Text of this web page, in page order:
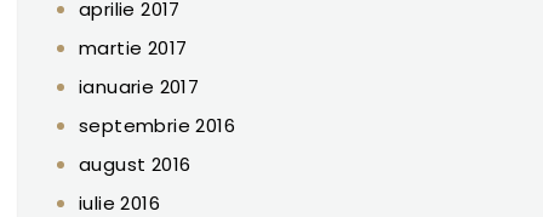
aprilie 2017
martie 2017
ianuarie 2017
septembrie 2016
august 2016
iulie 2016